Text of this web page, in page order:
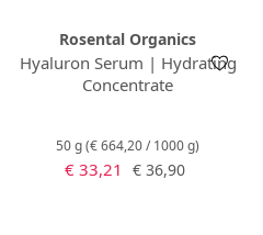
Rosental Organics
Hyaluron Serum | Hydrating
Concentrate
50 g(€ 664,20 / 1000 g)
Verkaufspreis:
€ 33,21 Regulärer Preis:
€ 36,90